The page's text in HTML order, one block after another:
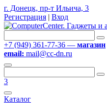
г. Донецк, пр-т Ильича, 3
Регистрация | Вход
+7 (949) 361-77-36 — магазин
email: mail@cc-dn.ru
3
Каталог